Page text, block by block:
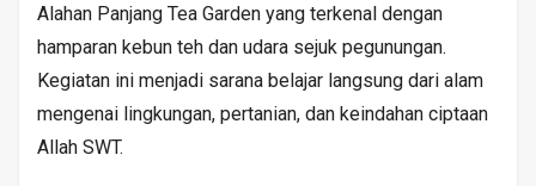
Alahan Panjang Tea Garden yang terkenal dengan
hamparan kebun teh dan udara sejuk pegunungan.
Kegiatan ini menjadi sarana belajar langsung dari alam
mengenai lingkungan, pertanian, dan keindahan ciptaan
Allah SWT.